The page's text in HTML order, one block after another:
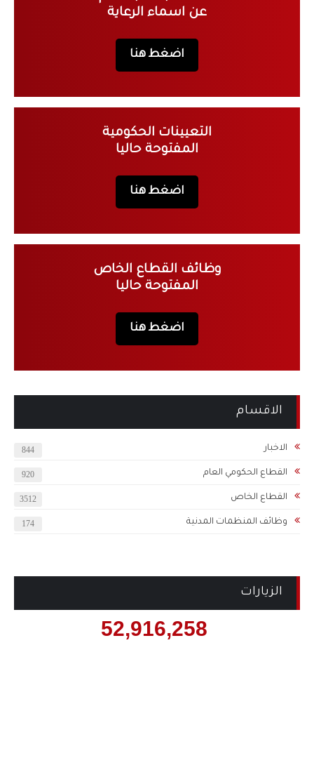
عن اسماء الرعاية
اضغط هنا
التعيينات الحكومية
المفتوحة حاليا
اضغط هنا
وظائف القطاع الخاص
المفتوحة حاليا
اضغط هنا
الاقسام
الاخبار 844
القطاع الحكومي العام 920
القطاع الخاص 3512
وظائف المنظمات المدنية 174
الزيارات
52,916,258